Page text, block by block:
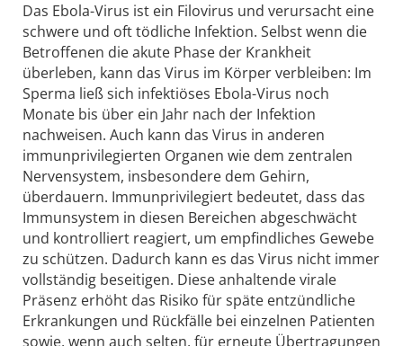
Das Ebola-Virus ist ein Filovirus und verursacht eine
schwere und oft tödliche Infektion. Selbst wenn die
Betroffenen die akute Phase der Krankheit
überleben, kann das Virus im Körper verbleiben: Im
Sperma ließ sich infektiöses Ebola-Virus noch
Monate bis über ein Jahr nach der Infektion
nachweisen. Auch kann das Virus in anderen
immunprivilegierten Organen wie dem zentralen
Nervensystem, insbesondere dem Gehirn,
überdauern. Immunprivilegiert bedeutet, dass das
Immunsystem in diesen Bereichen abgeschwächt
und kontrolliert reagiert, um empfindliches Gewebe
zu schützen. Dadurch kann es das Virus nicht immer
vollständig beseitigen. Diese anhaltende virale
Präsenz erhöht das Risiko für späte entzündliche
Erkrankungen und Rückfälle bei einzelnen Patienten
sowie, wenn auch selten, für erneute Übertragungen